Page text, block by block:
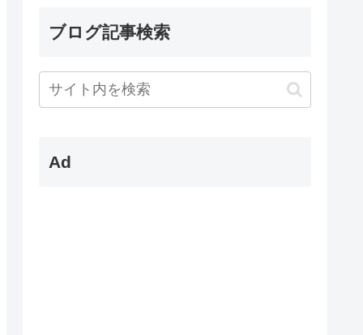
ブログ記事検索
Ad